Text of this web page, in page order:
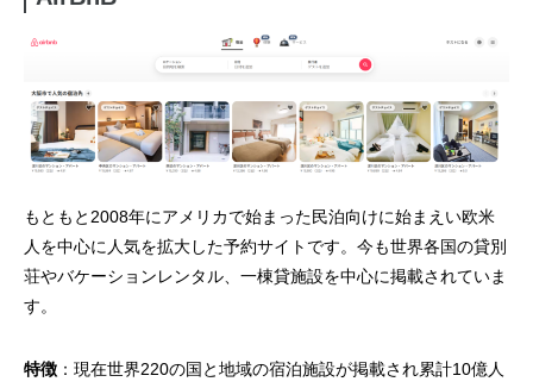
もともと2008年にアメリカで始まった民泊向けに始まえい欧米
人を中心に人気を拡大した予約サイトです。今も世界各国の貸別
荘やバケーションレンタル、一棟貸施設を中心に掲載されていま
す。
特徴 ：現在世界220の国と地域の宿泊施設が掲載され累計10億人